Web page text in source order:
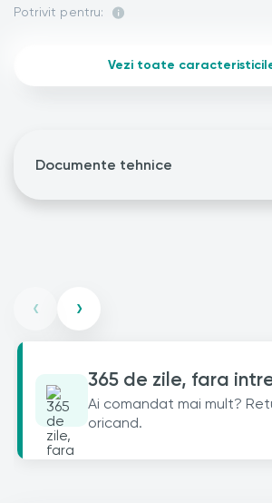
Potrivit pentru:
Vezi toate
Documente tehnice
‹ ›
365 de zile, fara
Ai comandat mai mult?
oricand.